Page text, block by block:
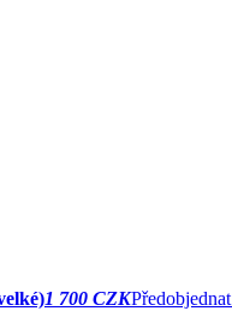
1 700 CZKPředobjednat